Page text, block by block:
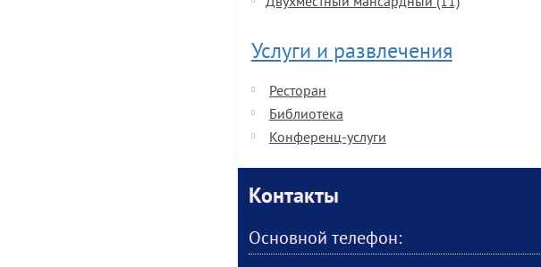
Услуги и развлечения
Ресторан
Библиотека
Конференц-услуги
Контакты
Основной телефон: